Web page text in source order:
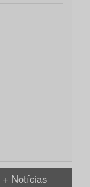
+ Notícias